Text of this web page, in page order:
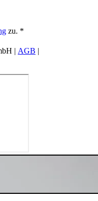
zu. *
| AGB |